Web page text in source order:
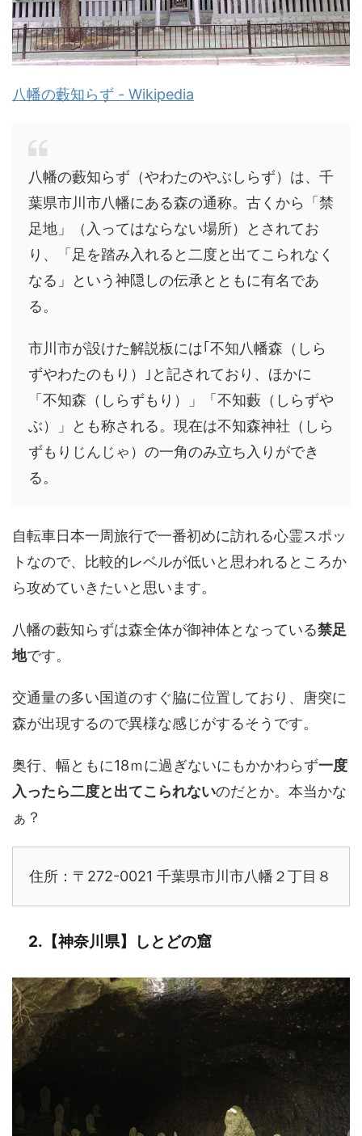
八幡の藪知らず - Wikipedia
八幡の藪知らず（やわたのやぶしらず）は、千
葉県市川市八幡にある森の通称。古くから「禁
足地」（入ってはならない場所）とされてお
り、「足を踏み入れると二度と出てこられなく
なる」という神隠しの伝承とともに有名であ
る。
市川市が設けた解説板には｢不知八幡森（しら
ずやわたのもり）｣と記されており、ほかに
「不知森（しらずもり）」「不知藪（しらずや
ぶ）」とも称される。現在は不知森神社（しら
ずもりじんじゃ）の一角のみ立ち入りができ
る。
自転車日本一周旅行で一番初めに訪れる心霊スポッ
トなので、比較的レベルが低いと思われるところか
ら攻めていきたいと思います。
八幡の藪知らずは森全体が御神体となっている禁足
地です。
交通量の多い国道のすぐ脇に位置しており、唐突に
森が出現するので異様な感じがするそうです。
奥行、幅ともに18ｍに過ぎないにもかかわらず一度
入ったら二度と出てこられないのだとか。本当かな
ぁ？
住所：〒272-0021 千葉県市川市八幡２丁目８
2.【神奈川県】しとどの窟